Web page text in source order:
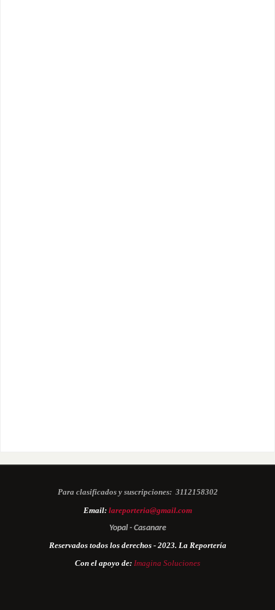
Para clasificados y suscripciones: 3112158302
Email: lareporteria@gmail.com
Yopal - Casanare
Reservados todos los derechos - 2023. La Reportería
Con el apoyo de: Imagina Soluciones